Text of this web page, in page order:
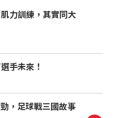
力訓練，其實同大
手未來！
，足球戰三國故事